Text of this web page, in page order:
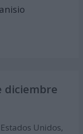
diciembre
Unidos,